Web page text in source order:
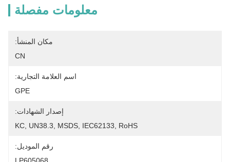
معلومات مفصلة
مكان المنشأ:
CN
اسم العلامة التجارية:
GPE
إصدار الشهادات:
KC, UN38.3, MSDS, IEC62133, RoHS
رقم الموديل: